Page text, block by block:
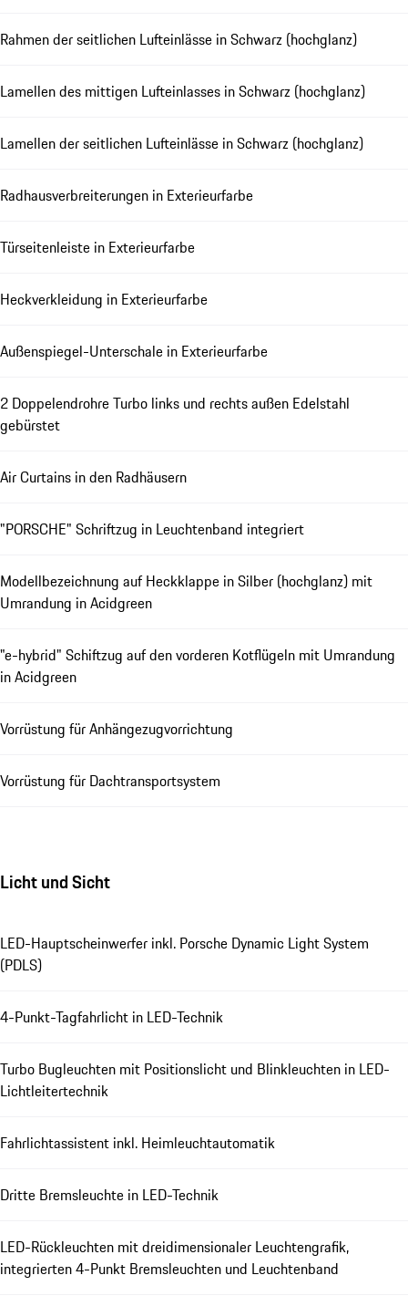
Rahmen der seitlichen Lufteinlässe in Schwarz (hochglanz)
Lamellen des mittigen Lufteinlasses in Schwarz (hochglanz)
Lamellen der seitlichen Lufteinlässe in Schwarz (hochglanz)
Radhausverbreiterungen in Exterieurfarbe
Türseitenleiste in Exterieurfarbe
Heckverkleidung in Exterieurfarbe
Außenspiegel-Unterschale in Exterieurfarbe
2 Doppelendrohre Turbo links und rechts außen Edelstahl
gebürstet
Air Curtains in den Radhäusern
"PORSCHE" Schriftzug in Leuchtenband integriert
Modellbezeichnung auf Heckklappe in Silber (hochglanz) mit
Umrandung in Acidgreen
"e-hybrid" Schiftzug auf den vorderen Kotflügeln mit Umrandung
in Acidgreen
Vorrüstung für Anhängezugvorrichtung
Vorrüstung für Dachtransportsystem
Licht und Sicht
LED-Hauptscheinwerfer inkl. Porsche Dynamic Light System
(PDLS)
4-Punkt-Tagfahrlicht in LED-Technik
Turbo Bugleuchten mit Positionslicht und Blinkleuchten in LED-
Lichtleitertechnik
Fahrlichtassistent inkl. Heimleuchtautomatik
Dritte Bremsleuchte in LED-Technik
LED-Rückleuchten mit dreidimensionaler Leuchtengrafik,
integrierten 4-Punkt Bremsleuchten und Leuchtenband